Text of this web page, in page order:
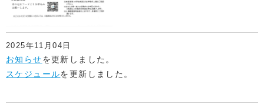
2025年11月04日
お知らせを更新しました。
スケジュールを更新しました。